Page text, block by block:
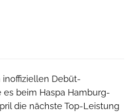
inoffiziellen Debüt-
beim Haspa Hamburg-
die nächste Top-Leistung